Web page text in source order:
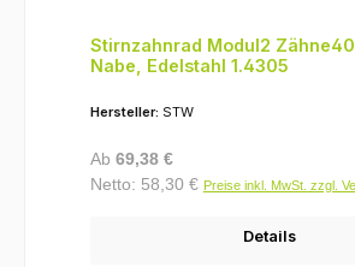
Stirnzahnrad Modul2
Nabe, Edelstahl 1.4305
Hersteller: STW
Regulärer Preis:
Ab 69,38 €
Netto: 58,30 € Preise inkl. MwSt. zzgl.
Details